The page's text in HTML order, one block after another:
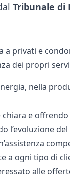
Tribunale di
a privati e
dei propri
, nella
e
del
a ogni tipo di
alle